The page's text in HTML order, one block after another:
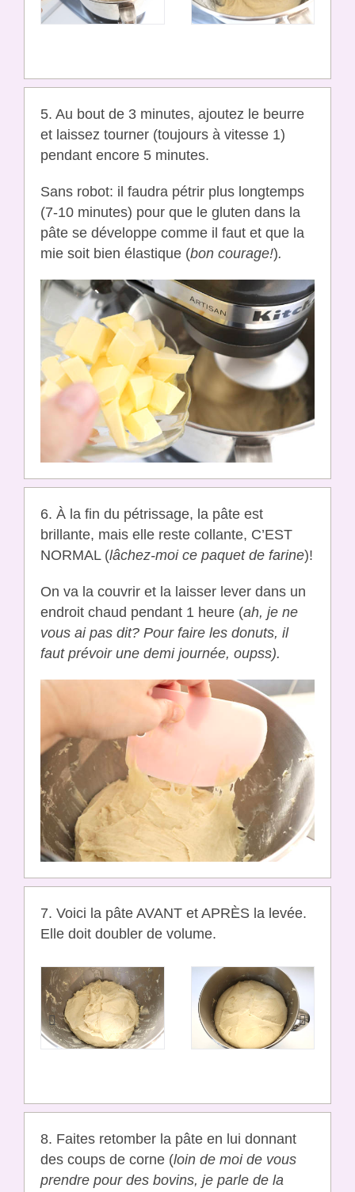
5. Au bout de 3 minutes, ajoutez le beurre
et laissez tourner (toujours à vitesse 1)
pendant encore 5 minutes.
Sans robot: il faudra pétrir plus longtemps
(7-10 minutes) pour que le gluten dans la
pâte se développe comme il faut et que la
mie soit bien élastique (bon courage!).
6. À la fin du pétrissage, la pâte est
brillante, mais elle reste collante, C’EST
NORMAL (lâchez-moi ce paquet de farine)!
On va la couvrir et la laisser lever dans un
endroit chaud pendant 1 heure (ah, je ne
vous ai pas dit? Pour faire les donuts, il
faut prévoir une demi journée, oupss).
7. Voici la pâte AVANT et APRÈS la levée.
Elle doit doubler de volume.
8. Faites retomber la pâte en lui donnant
des coups de corne (loin de moi de vous
prendre pour des bovins, je parle de la